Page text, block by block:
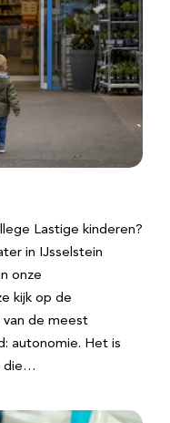
Lastige kinderen?
in IJsselstein
onze
kijk op de
van de meest
autonomie. Het is
die…